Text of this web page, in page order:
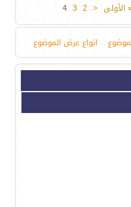
الأولى <
2
3
4
انواع عرض الموضوع